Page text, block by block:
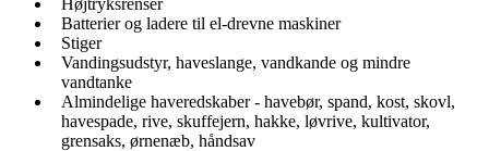
Højtryksrenser
Batterier og ladere til el-drevne maskiner
Stiger
Vandingsudstyr, haveslange, vandkande og mindre
vandtanke
Almindelige haveredskaber - havebør, spand, kost, skovl,
havespade, rive, skuffejern, hakke, løvrive, kultivator,
grensaks, ørnenæb, håndsav